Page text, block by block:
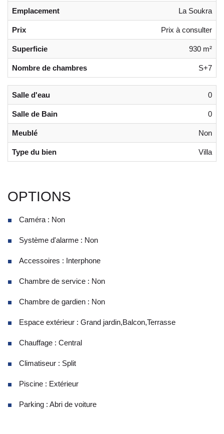
Emplacement La Soukra
Prix Prix à consulter
Superficie 930 m²
Nombre de chambres S+7
Salle d'eau 0
Salle de Bain 0
Meublé Non
Type du bien Villa
OPTIONS
Caméra : Non
Système d'alarme : Non
Accessoires : Interphone
Chambre de service : Non
Chambre de gardien : Non
Espace extérieur : Grand jardin,Balcon,Terrasse
Chauffage : Central
Climatiseur : Split
Piscine : Extérieur
Parking : Abri de voiture